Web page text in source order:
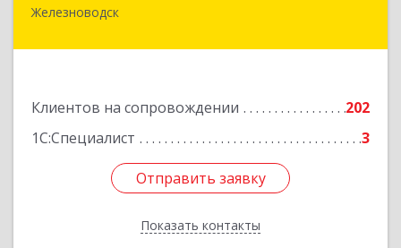
Железноводск
Клиентов на сопровождении
202
1С:Специалист
3
Отправить заявку
Показать контакты
357430, Ставропольский край, город-курорт
Подробнее
Отправить заявку
Назад